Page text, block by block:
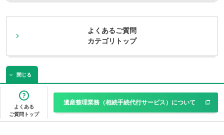
よくあるご質問
カテゴリトップ
閉じる
よくある
ご質問トップ
遺産整理業務（相続手続代行サービス）について